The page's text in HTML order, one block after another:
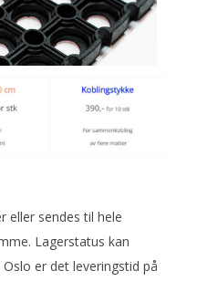
eller sendes til hele
Lagerstatus kan
er det leveringstid på